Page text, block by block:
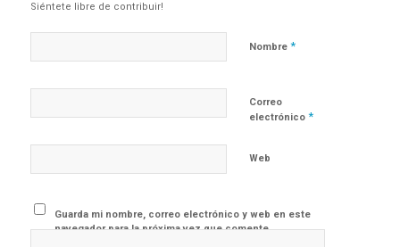
Siéntete libre de contribuir!
Nombre *
Correo
electrónico *
Web
Guarda mi nombre, correo electrónico y web en este
navegador para la próxima vez que comente.